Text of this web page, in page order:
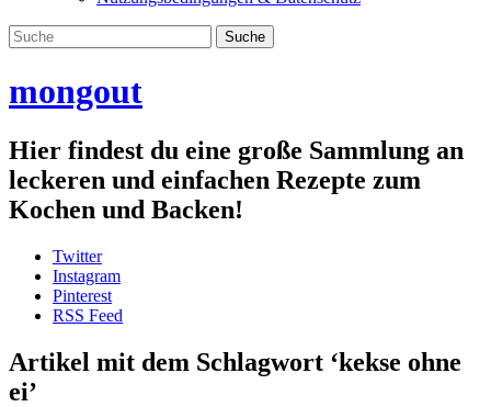
mongout
Hier findest du eine große Sammlung an
leckeren und einfachen Rezepte zum
Kochen und Backen!
Twitter
Instagram
Pinterest
RSS Feed
Artikel mit dem Schlagwort ‘kekse ohne
ei’